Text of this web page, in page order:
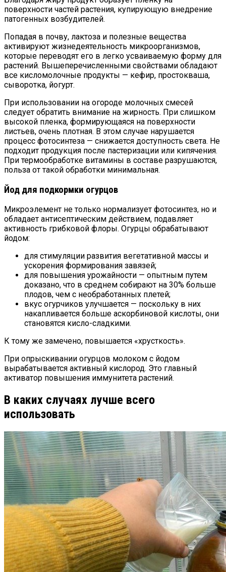
поверхности частей растения, купирующую внедрение
патогенных возбудителей.
Попадая в почву, лактоза и полезные вещества
активируют жизнедеятельность микроорганизмов,
которые переводят его в легко усваиваемую форму для
растений. Вышеперечисленными свойствами обладают
все кисломолочные продукты — кефир, простокваша,
сыворотка, йогурт.
При использовании на огороде молочных смесей
следует обратить внимание на жирность. При слишком
высокой пленка, формирующаяся на поверхности
листьев, очень плотная. В этом случае нарушается
процесс фотосинтеза — снижается доступность света. Не
подходит продукция после пастеризации или кипячения.
При термообработке витамины в составе разрушаются,
польза от такой обработки минимальная.
Йод для подкормки огурцов
Микроэлемент не только нормализует фотосинтез, но и
обладает антисептическим действием, подавляет
активность грибковой флоры. Огурцы обрабатывают
йодом:
для стимуляции развития вегетативной массы и
ускорения формирования завязей;
для повышения урожайности — опытным путем
доказано, что в среднем собирают на 30% больше
плодов, чем с необработанных плетей;
вкус огурчиков улучшается — поскольку в них
накапливается больше аскорбиновой кислоты, они
становятся кисло-сладкими.
К тому же замечено, повышается «хрусткость».
При опрыскивании огурцов молоком с йодом
вырабатывается активный кислород. Это главный
активатор повышения иммунитета растений.
В каких случаях лучше всего
использовать